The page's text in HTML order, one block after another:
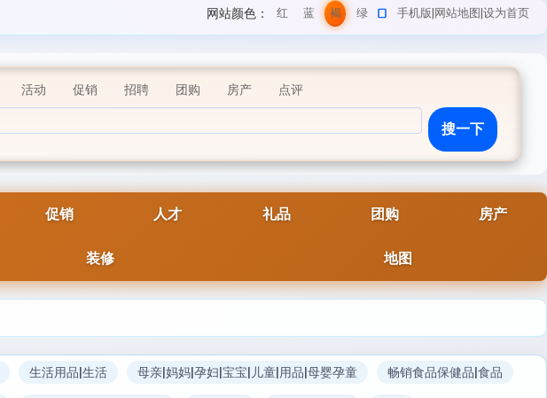
手机版 网站地图 设为首页
红
色
蓝
色
褐
色
绿
色
网站颜色：
活动 促销 招聘 团购 房产 点评
促销 人才 礼品 团购 房产
装修 地图
生活用品|生活 母亲|妈妈|孕妇|宝宝|儿童|用品|母婴孕童 畅销食品保健品|食品